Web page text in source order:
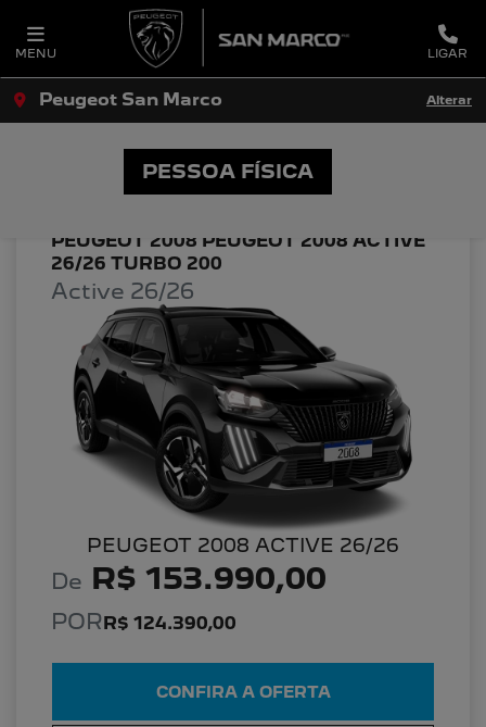
MENU LIGAR
Peugeot San Marco Alterar
PESSOA FÍSICA
OFERTAS PEUGEOT SAN MARCO
PEUGEOT 2008 PEUGEOT 2008 ACTIVE
26/26 TURBO 200
Active 26/26
PEUGEOT 2008 ACTIVE 26/26
De R$ 153.990,00
PORR$ 124.390,00
CONFIRA A OFERTA